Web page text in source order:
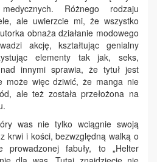
Różnego rodzaju
ale uwierzcie mi, że wszystko
obnaża działanie modowego
akcję, kształtując genialny
elementy tak jak, seks,
innymi sprawia, że tytuł jest
może więc dziwić, że manga nie
ale też została przełożona na
was nie tylko wciągnie swoją
krwi i kości, bezwzględną walką o
prowadzonej fabuły, to „Helter